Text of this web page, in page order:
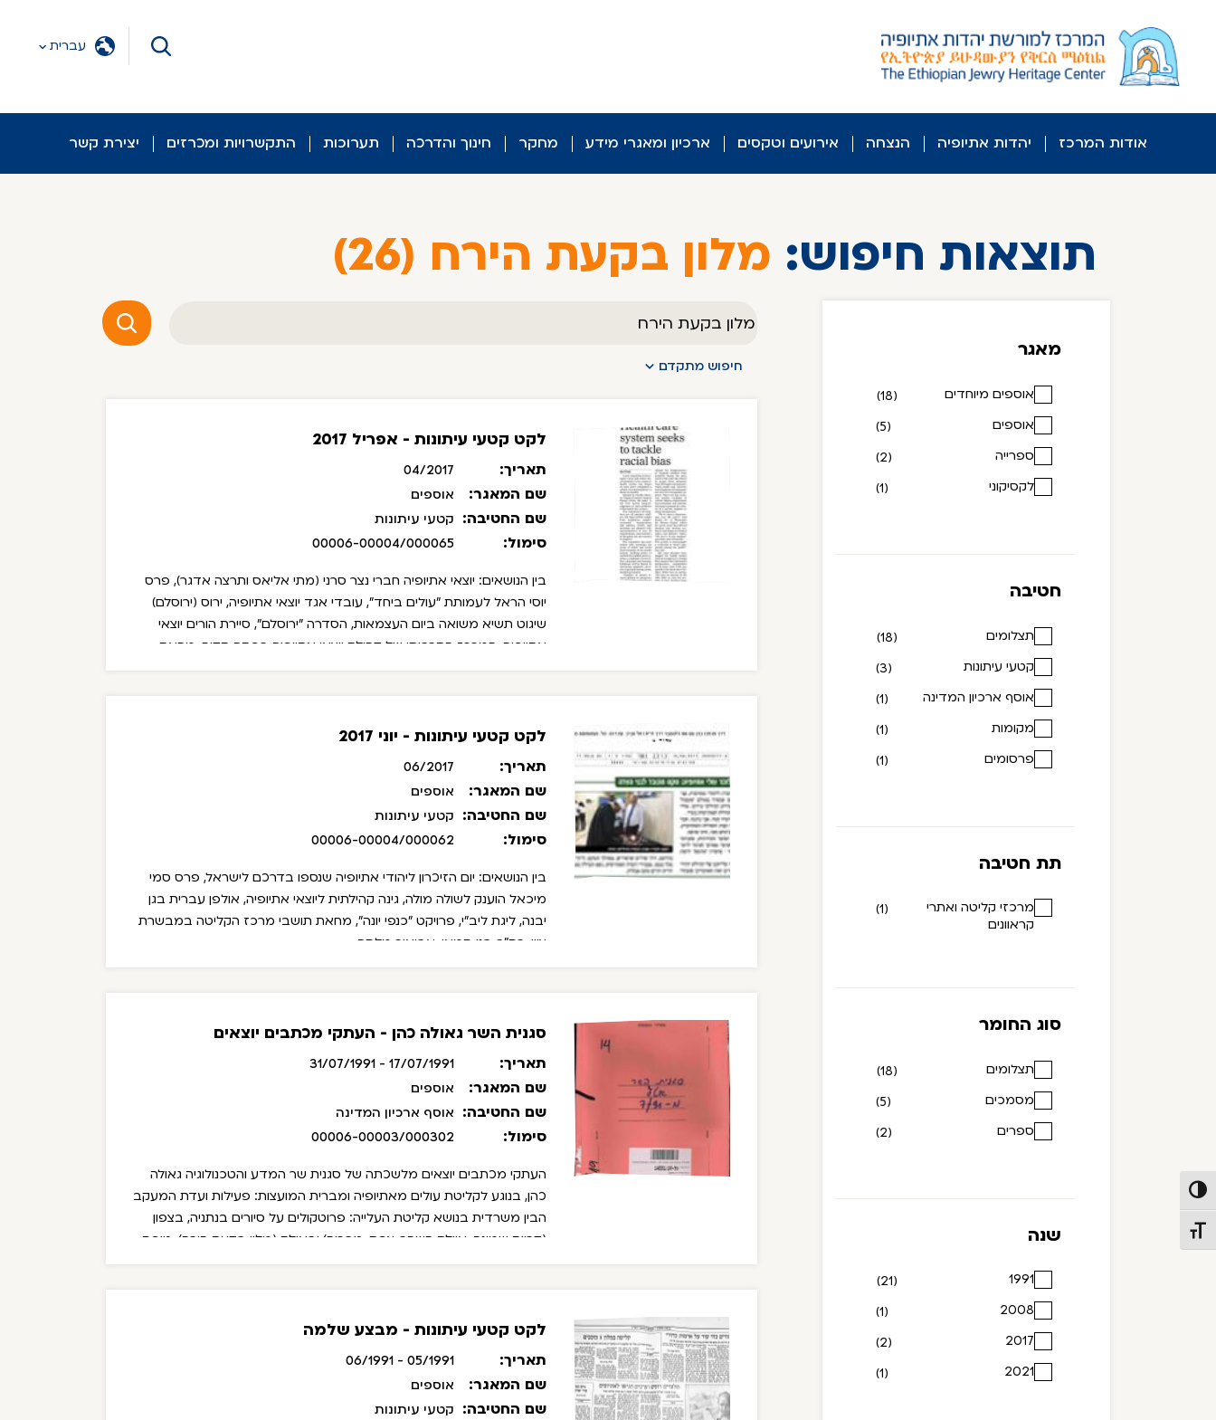
הפעל/כבה ניגודיות גבוהה
מתג גודל גופן
עברית
אודות המרכז יהדות אתיופיה הנצחה אירועים וטקסים ארכיון ומאגרי מידע מחקר חינוך והדרכה תערוכות התקשרויות ומכרזים יצירת קשר
תוצאות חיפוש: מלון בקעת הירח (26)
מאגר
אוספים מיוחדים
(18)
אוספים
(5)
ספרייה
(2)
לקסיקוני
(1)
חטיבה
תצלומים
(18)
קטעי עיתונות
(3)
אוסף ארכיון המדינה
(1)
מקומות
(1)
פרסומים
(1)
תת חטיבה
מרכזי קליטה ואתרי
קראוונים
(1)
סוג החומר
תצלומים
(18)
מסמכים
(5)
ספרים
(2)
שנה
1991
(21)
2008
(1)
2017
(2)
2021
(1)
חופשי
חיפוש מתקדם
לקט קטעי עיתונות - אפריל 2017
תאריך: 04/2017
שם המאגר: אוספים
שם החטיבה: קטעי עיתונות
סימול: 00006-00004/000065
בין הנושאים: יוצאי אתיופיה חברי נצר סרני (מתי אליאס ותרצה אדגר), פרס
יוסי הראל לעמותת "עולים ביחד", עובדי אגד יוצאי אתיופיה, ירוס (ירוסלם)
שיגוט תשיא משואה ביום העצמאות, הסדרה "ירוסלם", סיירת הורים יוצאי
אתיופיה, המרכז התרבותי של קהילת יוצאי אתיופיה בפתח תקוה, מחאת
לקט קטעי עיתונות - יוני 2017
תאריך: 06/2017
שם המאגר: אוספים
שם החטיבה: קטעי עיתונות
סימול: 00006-00004/000062
בין הנושאים: יום הזיכרון ליהודי אתיופיה שנספו בדרכם לישראל, פרס סמי
מיכאל הוענק לשולה מולה, גינה קהילתית ליוצאי אתיופיה, אולפן עברית בגן
יבנה, ליגת ליב"י, פרויקט "כנפי יונה", מחאת תושבי מרכז הקליטה במבשרת
ציון, רס"ב בני סמאי, אביאור מלסה.
סגנית השר גאולה כהן - העתקי מכתבים יוצאים
תאריך: 17/07/1991 - 31/07/1991
שם המאגר: אוספים
שם החטיבה: אוסף ארכיון המדינה
סימול: 00006-00003/000302
העתקי מכתבים יוצאים מלשכתה של סגנית שר המדע והטכנולוגיה גאולה
כהן, בנוגע לקליטת עולים מאתיופיה ומברית המועצות: פעילות ועדת המעקב
הבין משרדית בנושא קליטת העלייה: פרוטקולים על סיורים בנתניה, בצפון
(קריית שמונה, איילת השחר, צפת, טבריה) ובאילת (מלון בקעת הירח), טופס
הפרט.
לקט קטעי עיתונות - מבצע שלמה
תאריך: 05/1991 - 06/1991
שם המאגר: אוספים
שם החטיבה: קטעי עיתונות